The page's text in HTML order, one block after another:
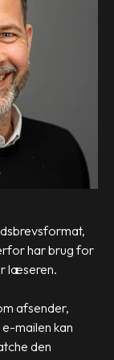
har brug for
læseren.
afsender,
mailen kan
den